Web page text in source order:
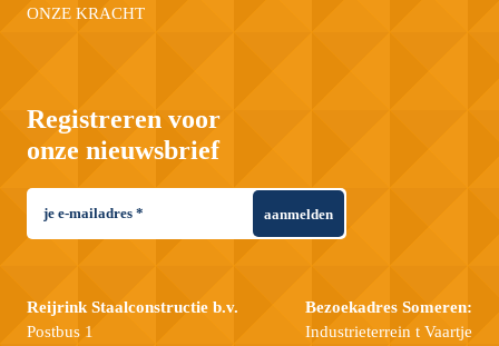
ONZE KRACHT
Registreren voor
onze nieuwsbrief
aanmelden
Reijrink Staalconstructie b.v.
Postbus 1
Bezoekadres Someren:
Industrieterrein t Vaartje